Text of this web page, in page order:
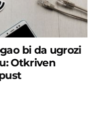
bi da ugrozi
Otkriven